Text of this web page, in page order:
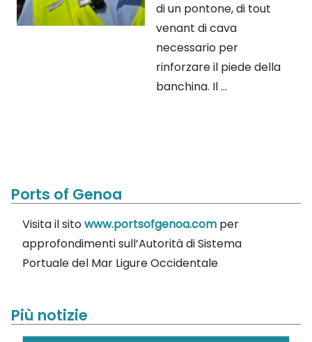
di un pontone, di tout
venant di cava
necessario per
rinforzare il piede della
banchina. Il ...
Ports of Genoa
Visita il sitowww.portsofgenoa.com per
approfondimenti sull’Autorità di Sistema
Portuale del Mar Ligure Occidentale
Più notizie